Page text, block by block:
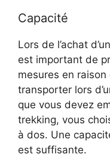
Capacité
Lors de l’achat
est important de
mesures en
transporter lors
que vous devez
trekking, vous
à dos. Une
est suffisante.